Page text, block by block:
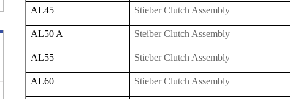
AL45 Stieber Clutch Assembly
AL50 A Steiber Clutch Assembly
AL55 Stieber Clutch Assembly
AL60 Stieber Clutch Assembly